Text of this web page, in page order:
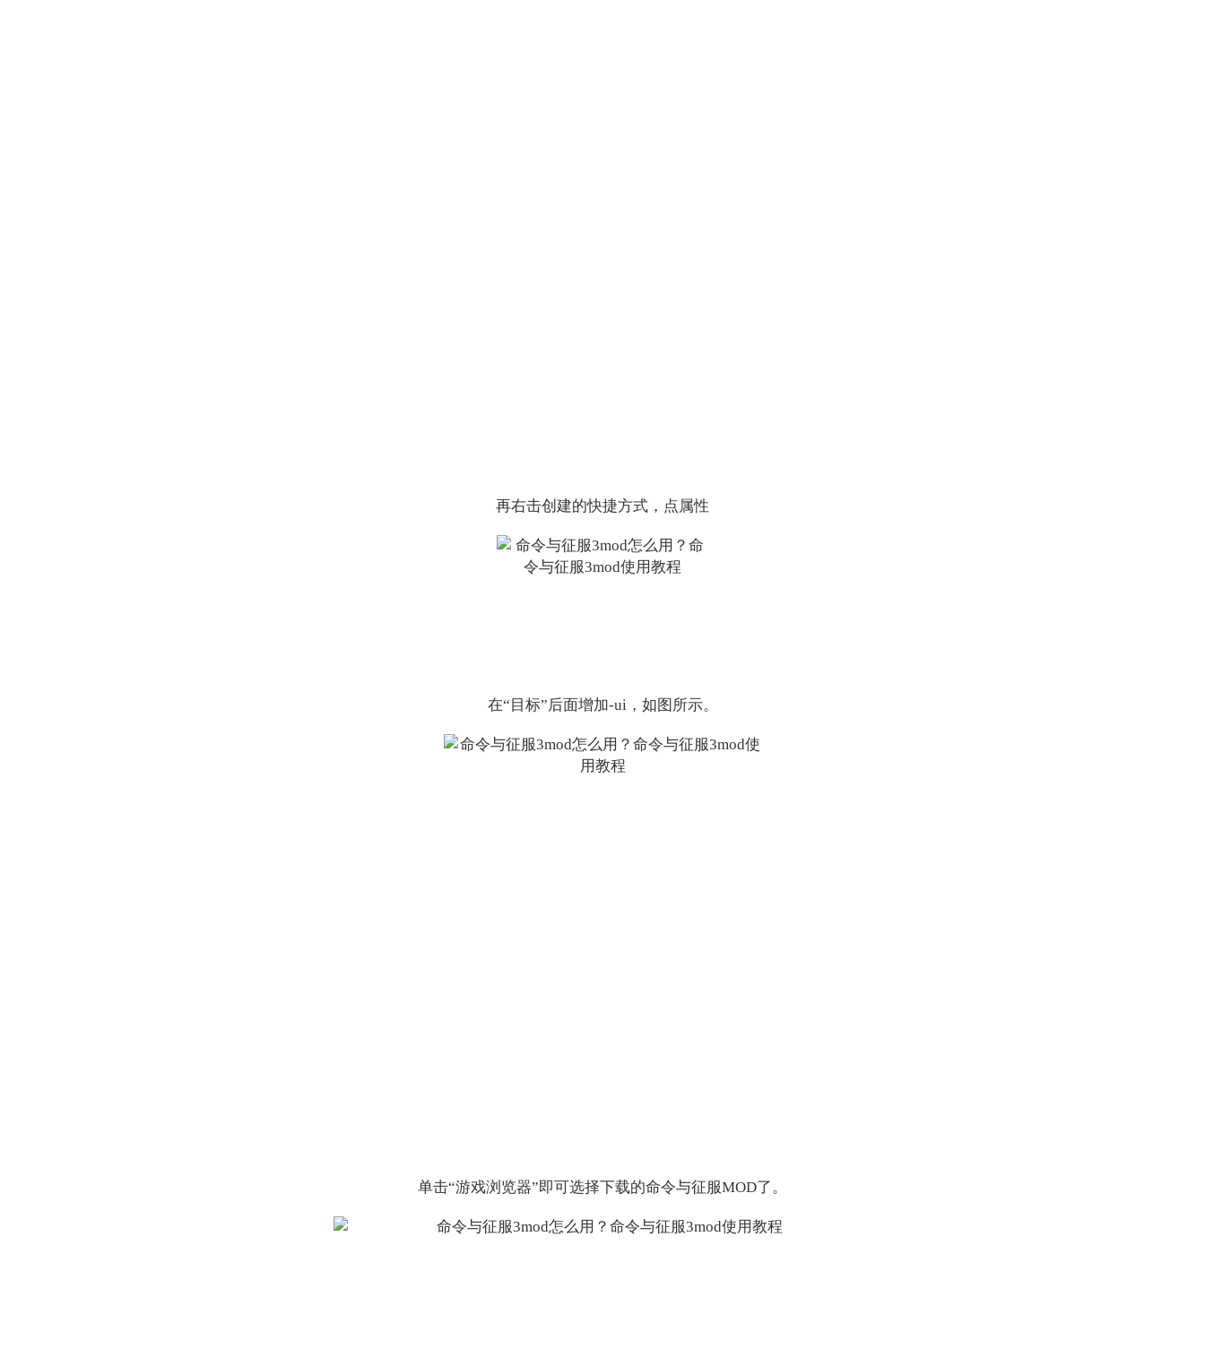
再右击创建的快捷方式，点属性
在“目标”后面增加-ui，如图所示。
单击“游戏浏览器”即可选择下载的命令与征服MOD了。